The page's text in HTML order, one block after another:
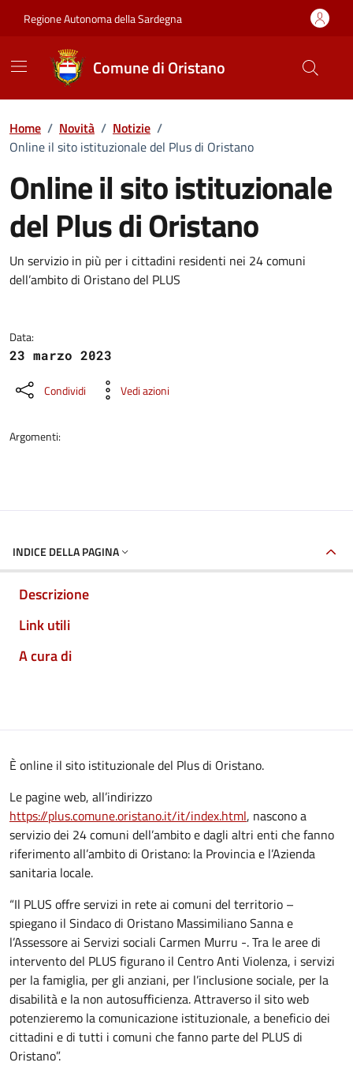
Regione Autonoma della Sardegna
Comune di Oristano
Home / Novità / Notizie /
Online il sito istituzionale del Plus di Oristano
Online il sito istituzionale
del Plus di Oristano
Dettagli della notizia
Un servizio in più per i cittadini residenti nei 24 comuni
dell’ambito di Oristano del PLUS
Data:
23 marzo 2023
Condividi Vedi azioni
Argomenti:
INDICE DELLA PAGINA
Descrizione
Link utili
A cura di
È online il sito istituzionale del Plus di Oristano.
Le pagine web, all’indirizzo
https://plus.comune.oristano.it/it/index.html, nascono a
servizio dei 24 comuni dell’ambito e dagli altri enti che fanno
riferimento all’ambito di Oristano: la Provincia e l’Azienda
sanitaria locale.
“Il PLUS offre servizi in rete ai comuni del territorio –
spiegano il Sindaco di Oristano Massimiliano Sanna e
l’Assessore ai Servizi sociali Carmen Murru -. Tra le aree di
intervento del PLUS figurano il Centro Anti Violenza, i servizi
per la famiglia, per gli anziani, per l’inclusione sociale, per la
disabilità e la non autosufficienza. Attraverso il sito web
potenzieremo la comunicazione istituzionale, a beneficio dei
cittadini e di tutti i comuni che fanno parte del PLUS di
Oristano”.